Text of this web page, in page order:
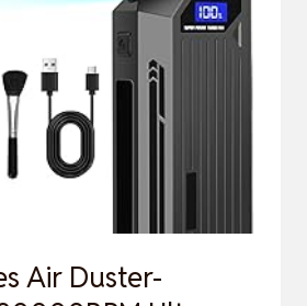
Air Duster-